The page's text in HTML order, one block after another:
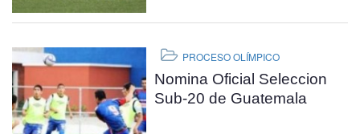
PROCESO OLÍMPICO
Nomina Oficial Seleccion
Sub-20 de Guatemala